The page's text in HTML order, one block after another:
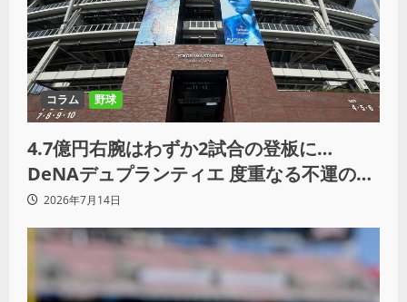
コラム 野球
4.7億円右腕はわずか2試合の登板に…
DeNAデュプランティエ 度重なる不運の末
に退団
2026年7月14日